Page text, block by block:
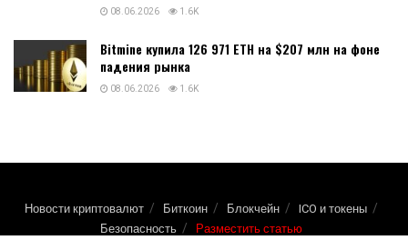
08.06.2026 1.6K
Bitmine купила 126 971 ETH на $207 млн на фоне
падения рынка
08.06.2026 1.6K
Новости криптовалют Биткоин Блокчейн
ICO и токены
Безопасность
Разместить статью